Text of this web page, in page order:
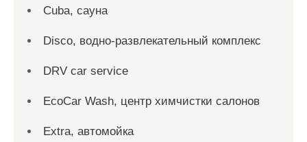
Cuba, сауна
Disco, водно-развлекательный комплекс
DRV car service
EcoCar Wash, центр химчистки салонов
Extra, автомойка